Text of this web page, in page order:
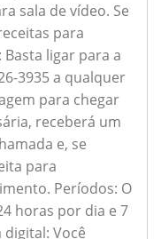
sala de vídeo. Se
para
Basta ligar para a
3935 a qualquer
para chegar
receberá um
e, se
para
Períodos: O
horas por dia e 7
digital: Você